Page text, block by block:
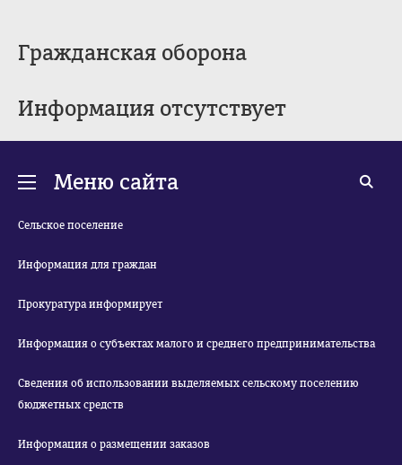
Гражданская оборона
Информация отсутствует
Меню сайта
Сельское поселение
Информация для граждан
Прокуратура информирует
Информация о субъектах малого и среднего предпринимательства
Сведения об использовании выделяемых сельскому поселению
бюджетных средств
Информация о размещении заказов